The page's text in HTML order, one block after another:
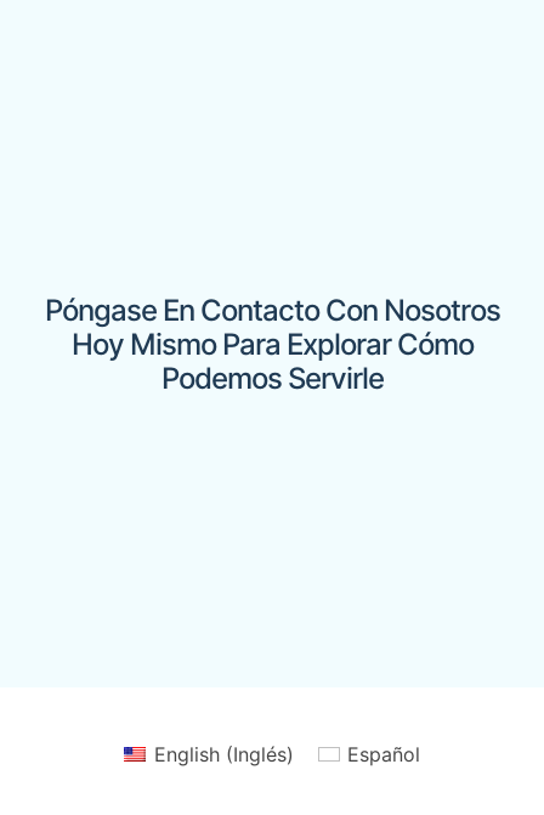
Póngase En Contacto Con Nosotros
Hoy Mismo Para Explorar Cómo
Podemos Servirle
English(Inglés) Español